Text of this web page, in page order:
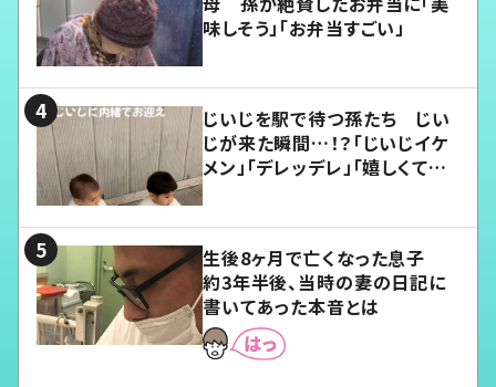
味しそう」「お弁当すごい」
じいじを駅で待つ孫たち じい
じが来た瞬間…！？「じいじイケ
メン」「デレッデレ」「嬉しくて可
生後8ヶ月で亡くなった息子
約3年半後、当時の妻の日記に
書いてあった本音とは